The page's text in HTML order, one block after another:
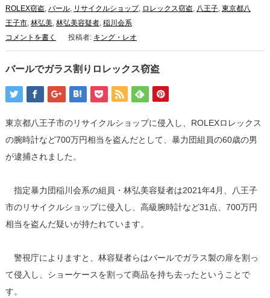
ROLEX窃盗, バール, リサイクルショップ, ロレックス窃盗, 八王子, 東京都八
王子市, 林弘美, 林弘美容疑者, 稲川会系
コメントを書く
投稿者: キング・レオ
バールでガラス割りロレックス窃盗
東京都八王子市のリサイクルショップに侵入し、ROLEXロレックス
の腕時計など700万円相当を盗んだとして、暴力団組員の60歳の男
が逮捕されました。
指定暴力団稲川会系の組員・林弘美容疑者は2021年4月、八王子
市のリサイクルショップに侵入し、高級腕時計など31点、700万円
相当を盗んだ疑いが持たれています。
警視庁によりますと、林容疑者らはバールでガラス製の扉を割っ
て侵入し、ショーケースを割って商品を持ち去ったということで
す。